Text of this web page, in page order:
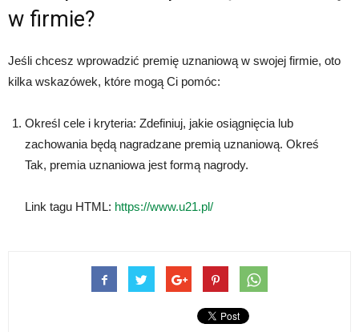
w firmie?
Jeśli chcesz wprowadzić premię uznaniową w swojej firmie, oto
kilka wskazówek, które mogą Ci pomóc:
Określ cele i kryteria: Zdefiniuj, jakie osiągnięcia lub
zachowania będą nagradzane premią uznaniową. Okreś
Tak, premia uznaniowa jest formą nagrody.
Link tagu HTML: https://www.u21.pl/